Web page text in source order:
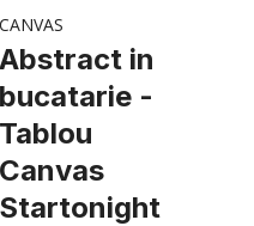
CANVAS
Abstract in
bucatarie -
Tablou
Canvas
Startonight